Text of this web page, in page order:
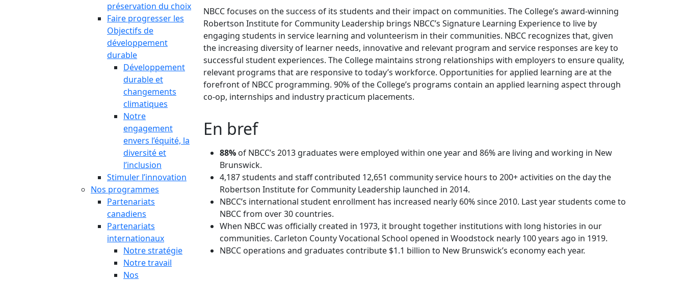
préservation du choix
Faire progresser les
Objectifs de
développement
durable
Développement
durable et
changements
climatiques
Notre
engagement
envers l’équité, la
diversité et
l’inclusion
Stimuler l’innovation
Nos programmes
Partenariats
canadiens
Partenariats
internationaux
Notre stratégie
Notre travail
Nos
NBCC focuses on the success of its students and their impact on communities. The College’s award-winning
Robertson Institute for Community Leadership brings NBCC’s Signature Learning Experience to live by
engaging students in service learning and volunteerism in their communities. NBCC recognizes that, given
the increasing diversity of learner needs, innovative and relevant program and service responses are key to
successful student experiences. The College maintains strong relationships with employers to ensure quality,
relevant programs that are responsive to today’s workforce. Opportunities for applied learning are at the
forefront of NBCC programming. 90% of the College’s programs contain an applied learning aspect through
co-op, internships and industry practicum placements.
En bref
88% of NBCC’s 2013 graduates were employed within one year and 86% are living and working in New
Brunswick.
4,187 students and staff contributed 12,651 community service hours to 200+ activities on the day the
Robertson Institute for Community Leadership launched in 2014.
NBCC’s international student enrollment has increased nearly 60% since 2010. Last year students come to
NBCC from over 30 countries.
When NBCC was officially created in 1973, it brought together institutions with long histories in our
communities. Carleton County Vocational School opened in Woodstock nearly 100 years ago in 1919.
NBCC operations and graduates contribute $1.1 billion to New Brunswick’s economy each year.